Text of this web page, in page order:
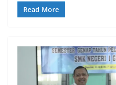
Read More